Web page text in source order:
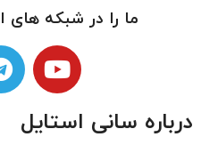
ما را در شبکه های
درباره سانی استایل